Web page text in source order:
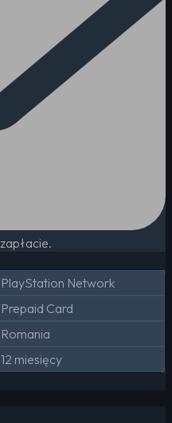
PlayStation Network
Prepaid Card
Romania
12 miesięcy